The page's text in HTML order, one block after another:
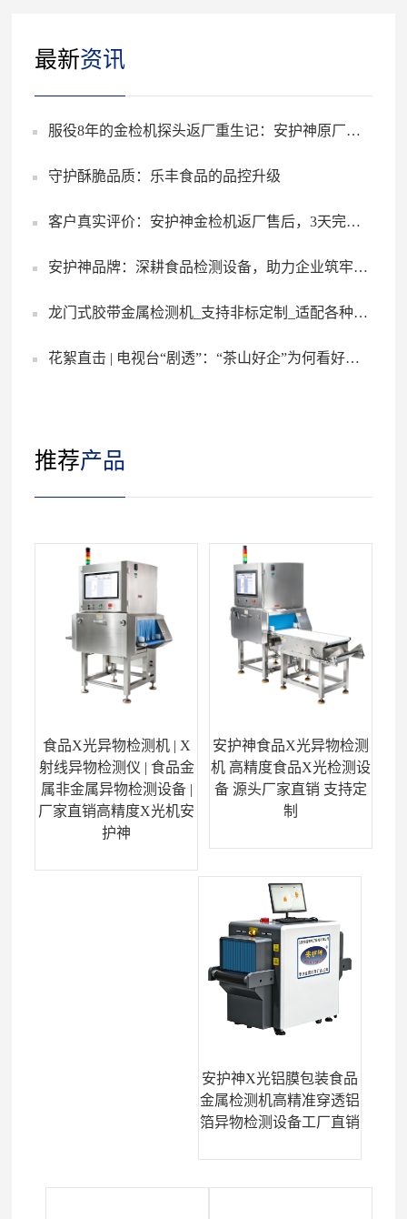
最新资讯
服役8年的金检机探头返厂重生记：安护神原厂维
修为何让客户直呼“专业”？
守护酥脆品质：乐丰食品的品控升级
客户真实评价：安护神金检机返厂售后，3天完成
维修寄回，服务专业高效
安护神品牌：深耕食品检测设备，助力企业筑牢食
安防线
龙门式胶带金属检测机_支持非标定制_适配各种宽
度/厚度胶带
花絮直击 | 电视台“剧透”：“茶山好企”为何看好安
推荐产品
食品X光异物检测机 | X
射线异物检测仪 | 食品金
属非金属异物检测设备 |
厂家直销高精度X光机安
护神
安护神食品X光异物检测
机 高精度食品X光检测设
备 源头厂家直销 支持定
制
安护神X光铝膜包装食品
金属检测机高精准穿透铝
箔异物检测设备工厂直销